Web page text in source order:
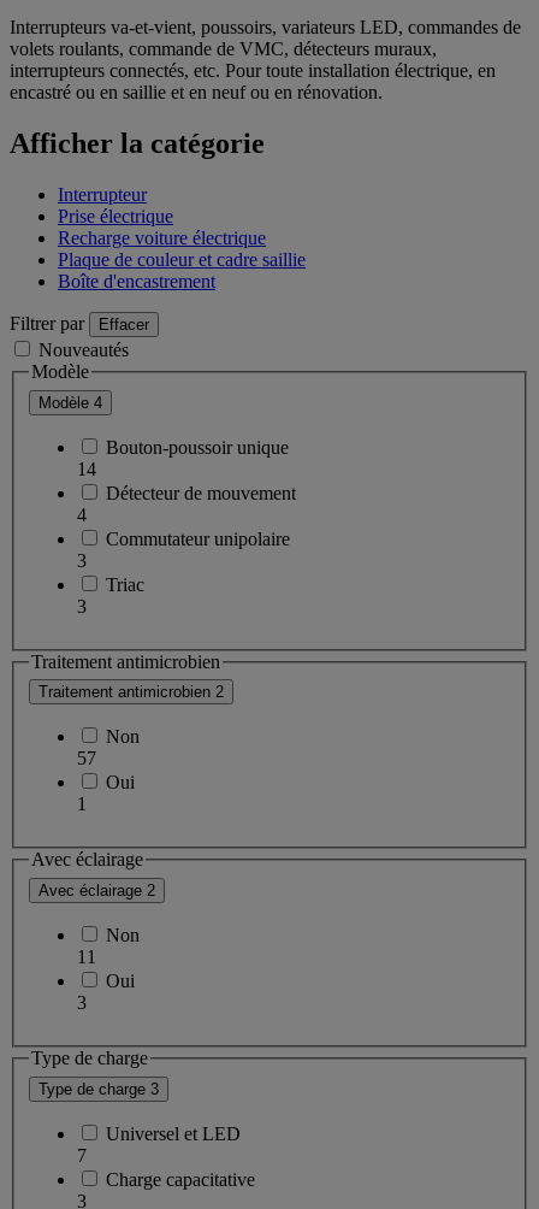
Interrupteurs va-et-vient, poussoirs, variateurs LED, commandes de
volets roulants, commande de VMC, détecteurs muraux,
interrupteurs connectés, etc. Pour toute installation électrique, en
encastré ou en saillie et en neuf ou en rénovation.
Afficher la catégorie
Interrupteur
Prise électrique
Recharge voiture électrique
Plaque de couleur et cadre saillie
Boîte d'encastrement
Filtrer par Effacer
Nouveautés
Modèle
Modèle 4
Bouton-poussoir unique
14
Détecteur de mouvement
4
Commutateur unipolaire
3
Triac
3
Traitement antimicrobien
Traitement antimicrobien 2
Non
57
Oui
1
Avec éclairage
Avec éclairage 2
Non
11
Oui
3
Type de charge
Type de charge 3
Universel et LED
7
Charge capacitative
3